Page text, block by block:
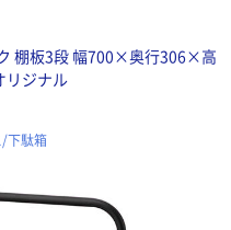
ク 棚板3段 幅700×奥行306×高
リジナル
下駄箱